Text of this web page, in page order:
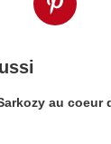
au coeur